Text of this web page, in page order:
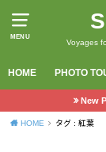
MENU
Voyages
HOME PHOTO
New
HOME タグ : 紅葉